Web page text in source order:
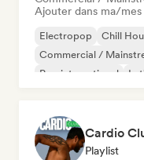
Ajouter dans ma/mes
Electropop Chill
Commercial /
Pop international
Cardio
Playlist